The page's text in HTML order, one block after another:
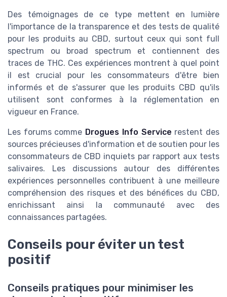
Des témoignages de ce type mettent en lumière
l'importance de la transparence et des tests de qualité
pour les produits au CBD, surtout ceux qui sont full
spectrum ou broad spectrum et contiennent des
traces de THC. Ces expériences montrent à quel point
il est crucial pour les consommateurs d'être bien
informés et de s'assurer que les produits CBD qu'ils
utilisent sont conformes à la réglementation en
vigueur en France.
Les forums comme Drogues Info Service restent des
sources précieuses d'information et de soutien pour les
consommateurs de CBD inquiets par rapport aux tests
salivaires. Les discussions autour des différentes
expériences personnelles contribuent à une meilleure
compréhension des risques et des bénéfices du CBD,
enrichissant ainsi la communauté avec des
connaissances partagées.
Conseils pour éviter un test
positif
Conseils pratiques pour minimiser les